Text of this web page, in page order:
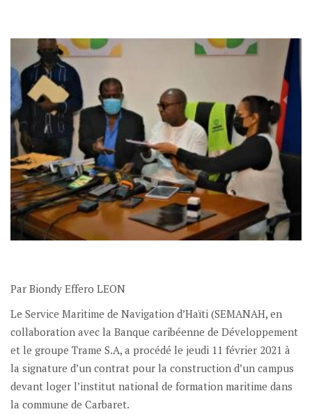
Par Biondy Effero LEON
Le Service Maritime de Navigation d’Haïti (SEMANAH, en
collaboration avec la Banque caribéenne de Développement
et le groupe Trame S.A, a procédé le jeudi 11 février 2021 à
la signature d’un contrat pour la construction d’un campus
devant loger l’institut national de formation maritime dans
la commune de Carbaret.